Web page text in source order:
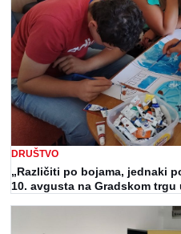
DRUŠTVO
„Različiti po bojama, jednaki
10. avgusta na Gradskom trgu